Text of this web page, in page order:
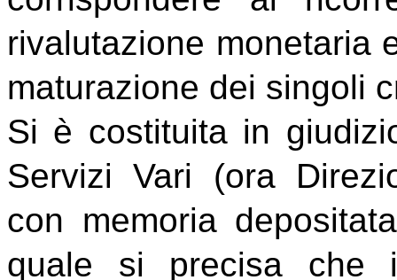
rivalutazione monetaria
maturazione dei singoli
Si è costituita in
Servizi Vari (ora
con memoria
quale si precisa che